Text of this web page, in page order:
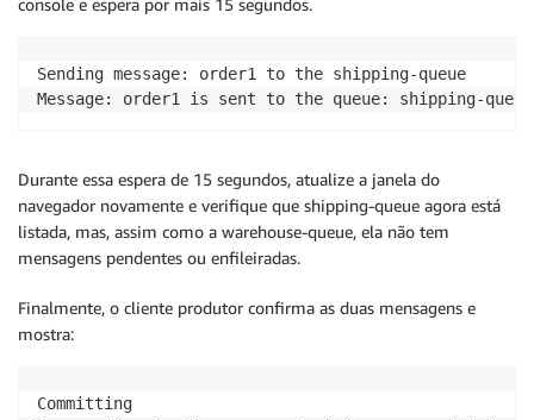
console e espera por mais 15 segundos.
Sending message: order1 to the shipping-queue
Durante essa espera de 15 segundos, atualize a janela do
navegador novamente e verifique que shipping-queue agora está
listada, mas, assim como a warehouse-queue, ela não tem
mensagens pendentes ou enfileiradas.
Finalmente, o cliente produtor confirma as duas mensagens e
mostra:
Committing